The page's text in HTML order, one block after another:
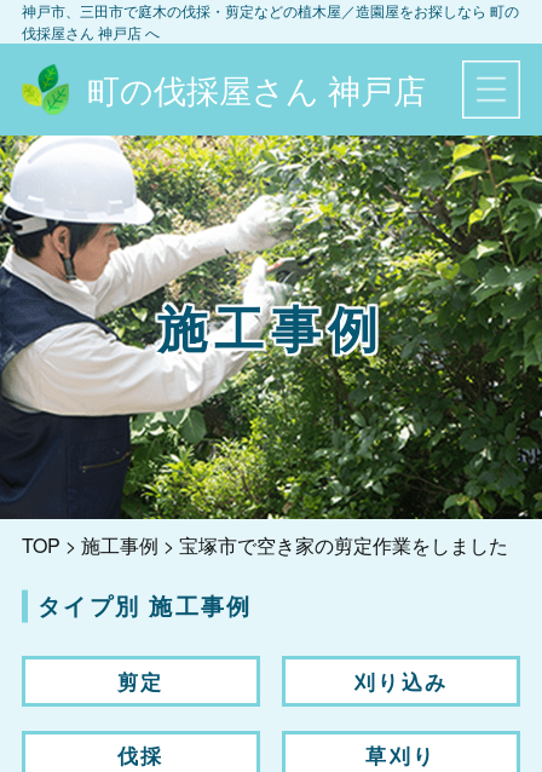
神戸市、三田市で庭木の伐採・剪定などの植木屋／造園屋をお探しなら 町の
伐採屋さん 神戸店へ
町の伐採屋さん 神戸店
施工事例
TOP > 施工事例 > 宝塚市で空き家の剪定作業をしました
タイプ別 施工事例
剪定 刈り込み
伐採 草刈り